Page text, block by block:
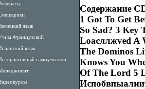
язык
Французский
язык
самоучители
Содержание
1 Got To Get
So Sad? 3 Key
Loасллжved A
The Dominos
Knows You
Of The Lord 5